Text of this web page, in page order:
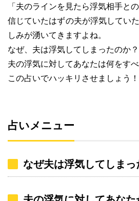
「夫のラインを見たら浮気相手と
信じていたはずの夫が浮気してい
しみが湧いてきますよね。
なぜ、夫は浮気してしまったのか？
夫の浮気に対してあなたは何をす
この占いでハッキリさせましょう！
占いメニュー
なぜ夫は浮気してしまっ